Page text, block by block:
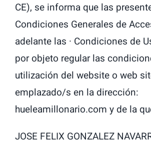
MUESTRAS
LATTAFA
MARCAS
CE), se informa que las
Condiciones Generales de
adelante las · Condiciones de
por objeto regular las
utilización del website o web
emplazado/s en la dirección:
hueleamillonario.com y de la
JOSE FELIX GONZALEZ